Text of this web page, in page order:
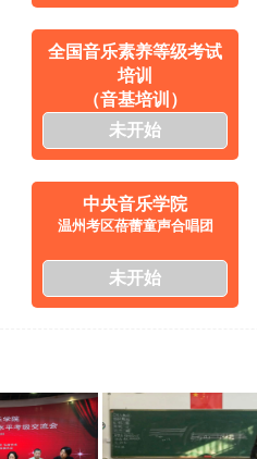
全国音乐素养等级考试
培训
（音基培训）
未开始
中央音乐学院
温州考区蓓蕾童声合唱团
未开始